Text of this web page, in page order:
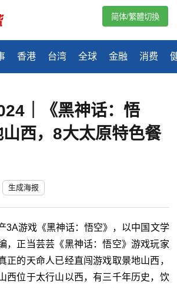
香港 台湾 全球 金融 消费
简体/繁體切換
｜《黑神话：悟
西，8大太原特色餐
生成海报
3A游戏《黑神话：悟空》，以中国文学
，正当芸芸《黑神话：悟空》游戏玩家
正的天命人已经直闯游戏取景地山西，
西位于太行山以西，有三千年历史，饮